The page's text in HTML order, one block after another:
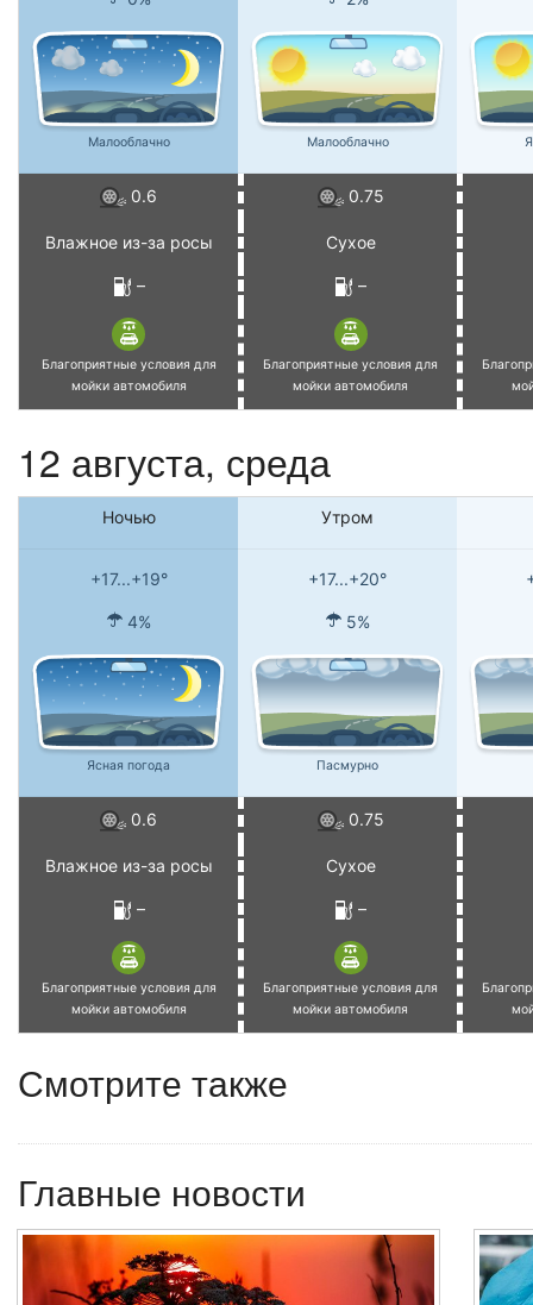
Малооблачно Малооблачно
0.6 0.75
Влажное из-за росы Сухое
– –
Благоприятные условия для
мойки автомобиля
Благоприятные условия для
мойки автомобиля
12 августа, среда
Ночью Утром
+17...+19° +17...+20°
4% 5%
Ясная погода Пасмурно
0.6 0.75
Влажное из-за росы Сухое
– –
Благоприятные условия для
мойки автомобиля
Благоприятные условия для
мойки автомобиля
Смотрите также
Главные новости